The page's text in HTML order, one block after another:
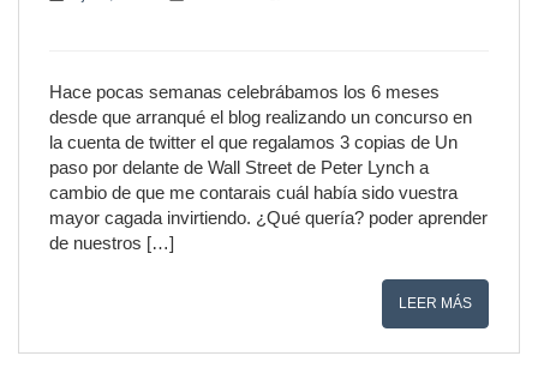
Hace pocas semanas celebrábamos los 6 meses
desde que arranqué el blog realizando un concurso en
la cuenta de twitter el que regalamos 3 copias de Un
paso por delante de Wall Street de Peter Lynch a
cambio de que me contarais cuál había sido vuestra
mayor cagada invirtiendo. ¿Qué quería? poder aprender
de nuestros […]
LEER MÁS